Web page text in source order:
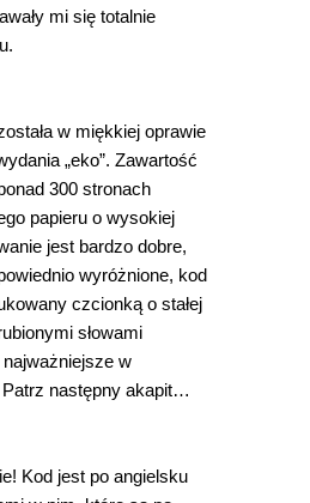
mi się totalnie
w miękkiej oprawie
„eko”. Zawartość
300 stronach
papieru o wysokiej
jest bardzo dobre,
wyróżnione, kod
czcionką o stałej
słowami
w
następny akapit…
Kod jest po angielsku